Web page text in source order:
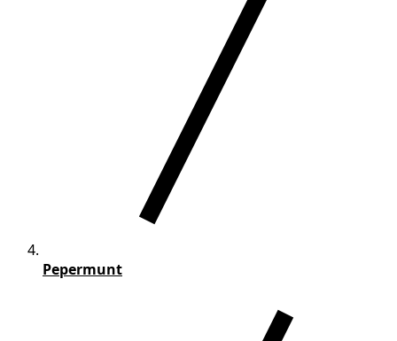
Pepermunt